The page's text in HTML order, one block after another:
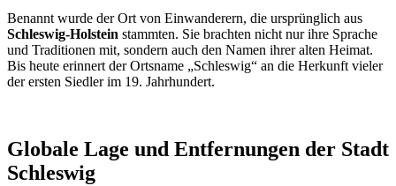
Benannt wurde der Ort von Einwanderern, die ursprünglich aus
Schleswig-Holstein stammten. Sie brachten nicht nur ihre Sprache
und Traditionen mit, sondern auch den Namen ihrer alten Heimat.
Bis heute erinnert der Ortsname „Schleswig“ an die Herkunft vieler
der ersten Siedler im 19. Jahrhundert.
Globale Lage und Entfernungen der Stadt
Schleswig